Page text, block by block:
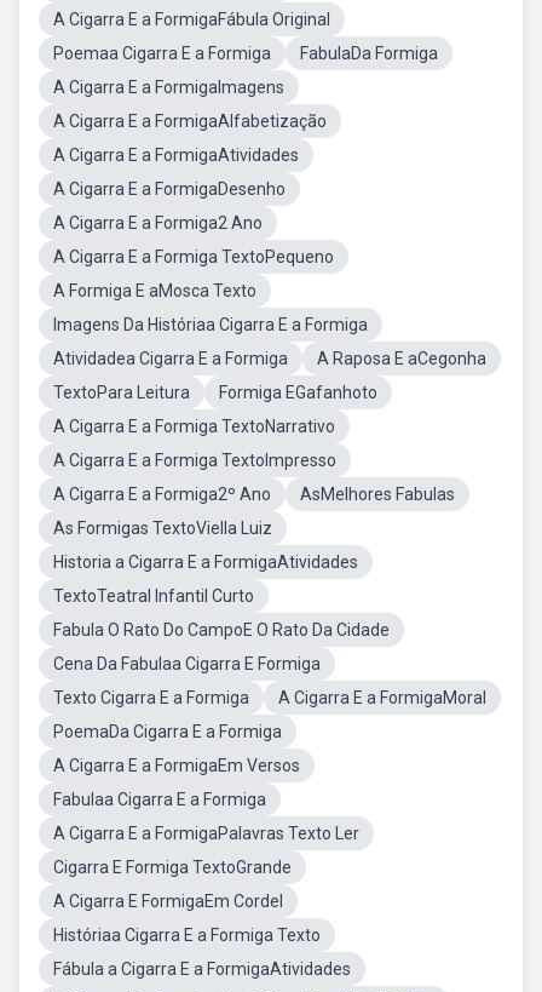
A Cigarra E a FormigaFábula Original
Poemaa Cigarra E a Formiga
FabulaDa Formiga
A Cigarra E a FormigaImagens
A Cigarra E a FormigaAlfabetização
A Cigarra E a FormigaAtividades
A Cigarra E a FormigaDesenho
A Cigarra E a Formiga2 Ano
A Cigarra E a Formiga TextoPequeno
A Formiga E aMosca Texto
Imagens Da Históriaa Cigarra E a Formiga
Atividadea Cigarra E a Formiga
A Raposa E aCegonha
TextoPara Leitura
Formiga EGafanhoto
A Cigarra E a Formiga TextoNarrativo
A Cigarra E a Formiga TextoImpresso
A Cigarra E a Formiga2º Ano
AsMelhores Fabulas
As Formigas TextoViella Luiz
Historia a Cigarra E a FormigaAtividades
TextoTeatral Infantil Curto
Fabula O Rato Do CampoE O Rato Da Cidade
Cena Da Fabulaa Cigarra E Formiga
Texto Cigarra E a Formiga
A Cigarra E a FormigaMoral
PoemaDa Cigarra E a Formiga
A Cigarra E a FormigaEm Versos
Fabulaa Cigarra E a Formiga
A Cigarra E a FormigaPalavras Texto Ler
Cigarra E Formiga TextoGrande
A Cigarra E FormigaEm Cordel
Históriaa Cigarra E a Formiga Texto
Fábula a Cigarra E a FormigaAtividades